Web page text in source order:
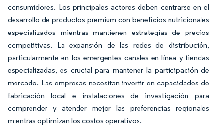
consumidores. Los principales actores deben centrarse en el
desarrollo de productos premium con beneficios nutricionales
especializados mientras mantienen estrategias de precios
competitivas. La expansión de las redes de distribución,
particularmente en los emergentes canales en línea y tiendas
especializadas, es crucial para mantener la participación de
mercado. Las empresas necesitan invertir en capacidades de
fabricación local e instalaciones de investigación para
comprender y atender mejor las preferencias regionales
mientras optimizan los costos operativos.